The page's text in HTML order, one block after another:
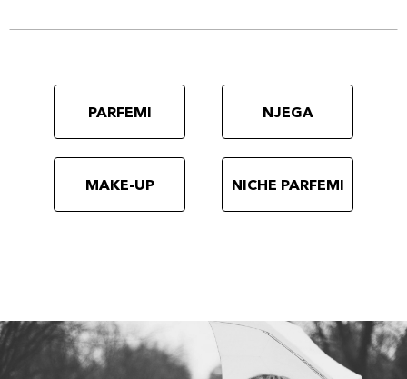
PARFEMI NJEGA
MAKE-UP NICHE PARFEMI